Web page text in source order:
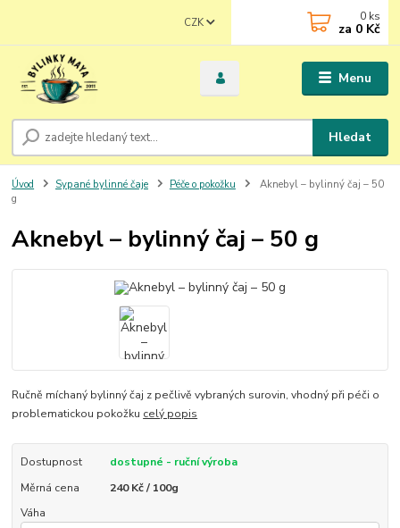
Menu
CZK
Hledat
0 ks
za 0 Kč
Úvod Sypané bylinné čaje Péče o pokožku
Aknebyl – bylinný čaj – 50
g
Aknebyl – bylinný čaj – 50 g
Ručně míchaný bylinný čaj z pečlivě vybraných surovin, vhodný při péči o
problematickou pokožku celý popis
Dostupnost
dostupné - ruční výroba
Měrná cena
240 Kč / 100g
Váha